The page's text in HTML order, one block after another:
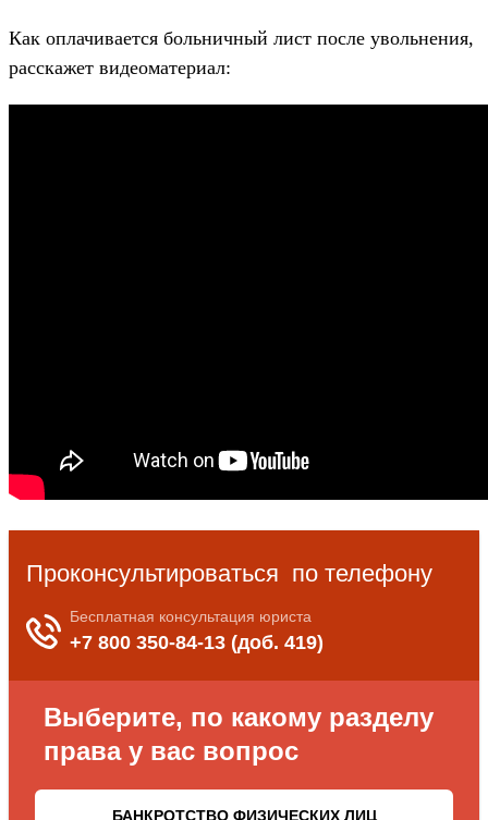
Как оплачивается больничный лист после увольнения,
расскажет видеоматериал: